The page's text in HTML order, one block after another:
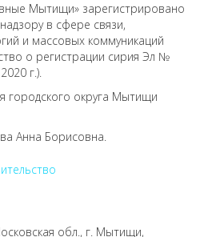
Мытищи» зарегистрировано
в сфере связи,
и массовых коммуникаций
о регистрации сирия Эл №
г.).
городского округа Мытищи
Анна Борисовна.
обл., г. Мытищи,